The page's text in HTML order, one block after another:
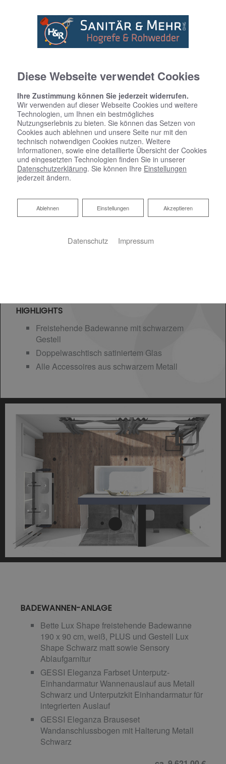
Startseite »Bad»Badinspiration & Musterbäder»Luxus-Bad 15,9 ㎡
Luxus-Bad 15,9 ㎡
HIGHLIGHTS
Freistehende Badewanne mit schwarzem
Gestell
Doppelwaschtisch satiniertem Glas
Alle Accessoires aus schwarzem Metall
BADEWANNEN-ANLAGE
Bette Lux Shape freistehende Badewanne
190 x 90 cm, weiß, PLUS und Gestell Lux
Shape Schwarz matt sowie Sensory
Ablaufgarnitur
GESSI Eleganza Farbset Unterputz-
Einhandarmatur Wannenauslauf aus Metall
Schwarz und Unterputzkit Einhandarmatur für
integrierten Auslauf
GESSI Eleganza Brauseset
Wandanschlussbogen mit Halterung Metall
Schwarz
Diese Webseite verwendet Cookies
Ihre Zustimmung können Sie jederzeit widerrufen.
Wir verwenden auf dieser Webseite Cookies und weitere
Technologien, um Ihnen ein bestmögliches
Nutzungserlebnis zu bieten. Sie können das Setzen von
Cookies auch ablehnen und unsere Seite nur mit den
technisch notwendigen Cookies nutzen. Weitere
Informationen, sowie eine detaillierte Übersicht der Cookies
und eingesetzten Technologien finden Sie in unserer
Datenschutzerklärung. Sie können Ihre Einstellungen
jederzeit ändern.
Akzeptieren
Einstellungen
Ablehnen
Ablehnen
Datenschutz Impressum